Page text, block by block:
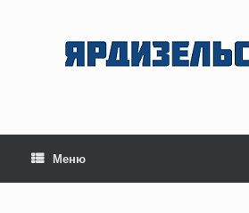
содержанию
Меню